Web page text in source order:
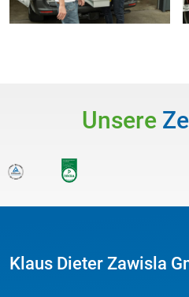
Unsere
Klaus Dieter Zawisla